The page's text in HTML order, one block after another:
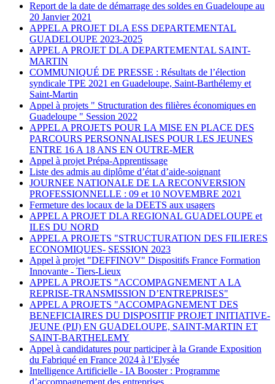
Report de la date de démarrage des soldes en Guadeloupe au
20 Janvier 2021
APPEL A PROJET DLA ESS DEPARTEMENTAL
GUADELOUPE 2023-2025
APPEL A PROJET DLA DEPARTEMENTAL SAINT-
MARTIN
COMMUNIQUÉ DE PRESSE : Résultats de l’élection
syndicale TPE 2021 en Guadeloupe, Saint-Barthélemy et
Saint-Martin
Appel à projets " Structuration des filières économiques en
Guadeloupe " Session 2022
APPEL A PROJETS POUR LA MISE EN PLACE DES
PARCOURS PERSONNALISES POUR LES JEUNES
ENTRE 16 A 18 ANS EN OUTRE-MER
Appel à projet Prépa-Apprentissage
Liste des admis au diplôme d’état d’aide-soignant
JOURNEE NATIONALE DE LA RECONVERSION
PROFESSIONNELLE : 09 et 10 NOVEMBRE 2021
Fermeture des locaux de la DEETS aux usagers
APPEL A PROJET DLA REGIONAL GUADELOUPE et
ILES DU NORD
APPEL A PROJETS "STRUCTURATION DES FILIERES
ECONOMIQUES- SESSION 2023
Appel à projet "DEFFINOV" Dispositifs France Formation
Innovante - Tiers-Lieux
APPEL A PROJETS "ACCOMPAGNEMENT A LA
REPRISE-TRANSMISSION D’ENTREPRISES"
APPEL A PROJETS "ACCOMPAGNEMENT DES
BENEFICIAIRES DU DISPOSITIF PROJET INITIATIVE-
JEUNE (PIJ) EN GUADELOUPE, SAINT-MARTIN ET
SAINT-BARTHELEMY
Appel à candidatures pour participer à la Grande Exposition
du Fabriqué en France 2024 à l’Elysée
Intelligence Artificielle - IA Booster : Programme